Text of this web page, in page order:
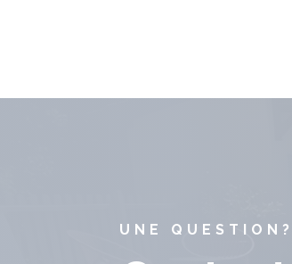
UNE QUESTION?